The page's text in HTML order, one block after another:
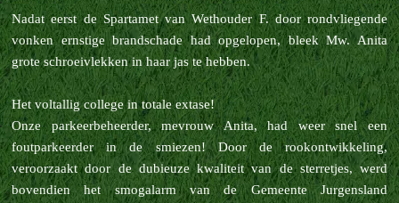
Nadat eerst de Spartamet van Wethouder F. door rondvliegende
vonken ernstige brandschade had opgelopen, bleek Mw. Anita
grote schroeivlekken in haar jas te hebben.
Het voltallig college in totale extase!
Onze parkeerbeheerder, mevrouw Anita, had weer snel een
foutparkeerder in de smiezen! Door de rookontwikkeling,
veroorzaakt door de dubieuze kwaliteit van de sterretjes, werd
bovendien het smogalarm van de Gemeente Jurgensland